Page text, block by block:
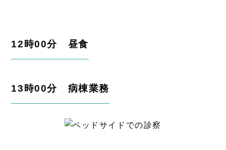
12時00分 昼食
13時00分 病棟業務